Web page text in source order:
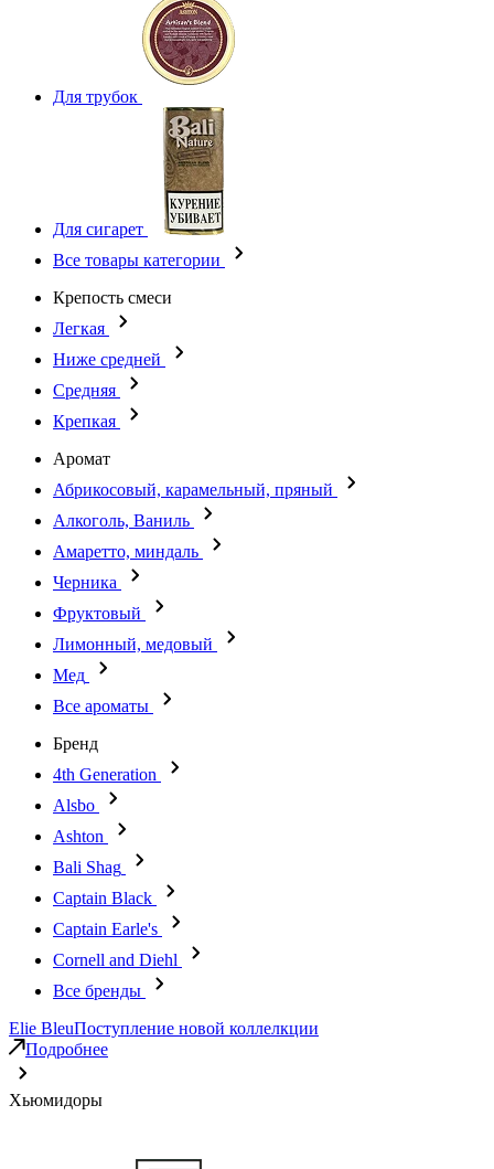
Для трубок
Для сигарет
Все товары категории
Крепость смеси
Легкая
Ниже средней
Средняя
Крепкая
Аромат
Абрикосовый, карамельный, пряный
Алкоголь, Ваниль
Амаретто, миндаль
Черника
Фруктовый
Лимонный, медовый
Мед
Все ароматы
Бренд
4th Generation
Alsbo
Ashton
Bali Shag
Captain Black
Captain Earle's
Cornell and Diehl
Все бренды
Elie BleuПоступление новой коллелкции
Подробнее
Хьюмидоры